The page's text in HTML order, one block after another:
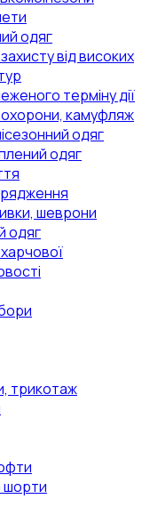
одяг
від високих
терміну дії
камуфляж
одяг
одяг
шеврони
одяг
трикотаж
шорти